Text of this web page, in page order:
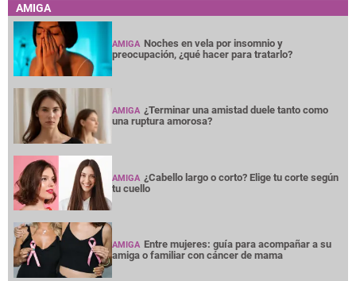
AMIGA
AMIGA Noches en vela por insomnio y
preocupación, ¿qué hacer para tratarlo?
AMIGA ¿Terminar una amistad duele tanto como
una ruptura amorosa?
AMIGA ¿Cabello largo o corto? Elige tu corte según
tu cuello
AMIGA Entre mujeres: guía para acompañar a su
amiga o familiar con cáncer de mama